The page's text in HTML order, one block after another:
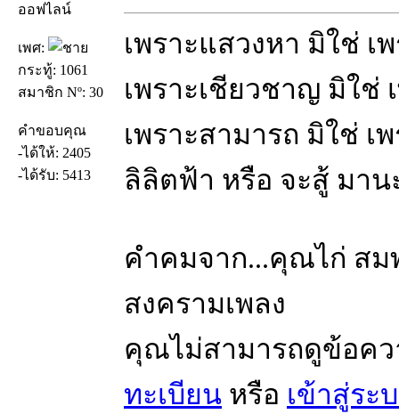
ออฟไลน์
เพศ:
กระทู้: 1061
สมาชิก Nº: 30
คำขอบคุณ
-ได้ให้: 2405
-ได้รับ: 5413
เพราะแสวงหา มิใช่ เ
เพราะเชียวชาญ มิใช่
เพราะสามารถ มิใช่ เ
ลิลิตฟ้า หรือ จะสู้ มา
คำคมจาก...คุณไก่ สม
สงครามเพลง
คุณไม่สามารถดูข้อค
ทะเบียน หรือ เข้าสู่ระ